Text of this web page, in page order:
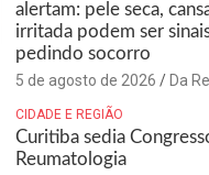
alertam: pele seca,
irritada podem ser
pedindo socorro
5 de agosto de 2026 Da
CIDADE E REGIÃO
Curitiba sedia
Reumatologia